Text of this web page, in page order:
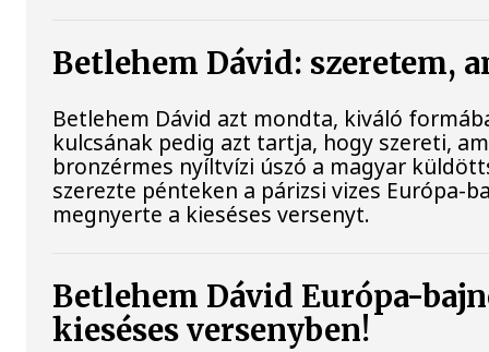
Betlehem Dávid: szeretem,
Betlehem Dávid azt mondta, kiváló
kulcsának pedig azt tartja, hogy szereti,
bronzérmes nyíltvízi úszó a magyar
szerezte pénteken a párizsi vizes Európa-
megnyerte a kieséses versenyt.
Betlehem Dávid Európa-
kieséses versenyben!